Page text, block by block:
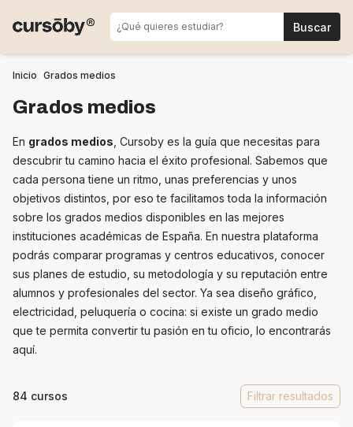
Inicio Grados medios
Grados medios
En grados medios , Cursoby es la guía que necesitas para
descubrir tu camino hacia el éxito profesional. Sabemos que
cada persona tiene un ritmo, unas preferencias y unos
objetivos distintos, por eso te facilitamos toda la información
sobre los grados medios disponibles en las mejores
instituciones académicas de España. En nuestra plataforma
podrás comparar programas y centros educativos, conocer
sus planes de estudio, su metodología y su reputación entre
alumnos y profesionales del sector. Ya sea diseño gráfico,
electricidad, peluquería o cocina: si existe un grado medio
que te permita convertir tu pasión en tu oficio, lo encontrarás
aquí.
84 cursos Filtrar resultados